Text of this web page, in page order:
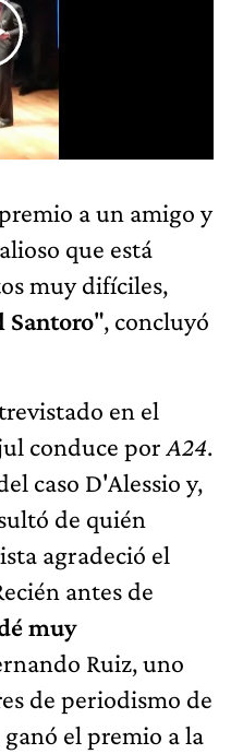
a un amigo y
que está
muy difíciles,
Santoro", concluyó
en el
conduce por A24.
caso D'Alessio y,
de quién
agradeció el
antes de
muy
Ruiz, uno
de periodismo de
el premio a la